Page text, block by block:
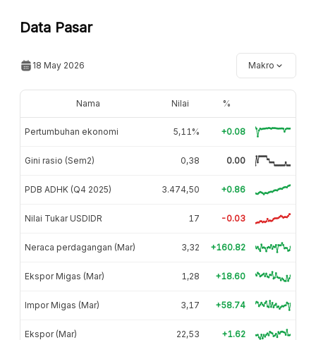
Data Pasar
18 May 2026 Makro
Nama Nilai %
Pertumbuhan ekonomi 5,11% +0.08
Gini rasio (Sem2) 0,38 0.00
PDB ADHK (Q4 2025) 3.474,50 +0.86
Nilai Tukar USDIDR 17 -0.03
Neraca perdagangan (Mar) 3,32 +160.82
Ekspor Migas (Mar) 1,28 +18.60
Impor Migas (Mar) 3,17 +58.74
Ekspor (Mar) 22,53 +1.62